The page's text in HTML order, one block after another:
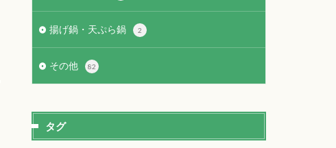
揚げ鍋・天ぷら鍋 2
その他 82
タグ